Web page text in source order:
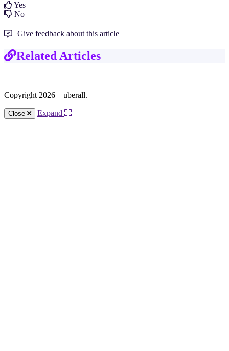
Yes
No
Give feedback about this article
Related Articles
Copyright 2026 – uberall.
Close Expand